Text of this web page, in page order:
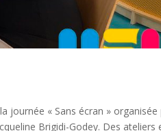
journée « Sans écran » organisée
Brigidi-Godey. Des ateliers